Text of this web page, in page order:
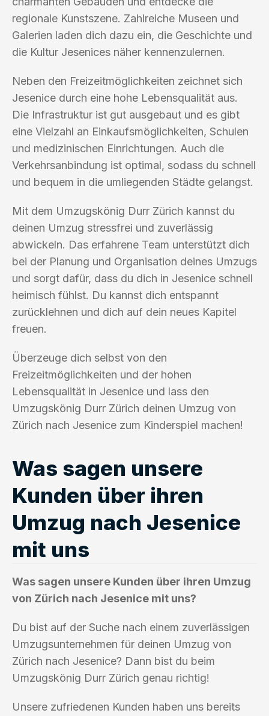
regionale Kunstszene. Zahlreiche Museen und
Galerien laden dich dazu ein, die Geschichte und
die Kultur Jesenices näher kennenzulernen.
Neben den Freizeitmöglichkeiten zeichnet sich
Jesenice durch eine hohe Lebensqualität aus.
Die Infrastruktur ist gut ausgebaut und es gibt
eine Vielzahl an Einkaufsmöglichkeiten, Schulen
und medizinischen Einrichtungen. Auch die
Verkehrsanbindung ist optimal, sodass du schnell
und bequem in die umliegenden Städte gelangst.
Mit dem Umzugskönig Durr Zürich kannst du
deinen Umzug stressfrei und zuverlässig
abwickeln. Das erfahrene Team unterstützt dich
bei der Planung und Organisation deines Umzugs
und sorgt dafür, dass du dich in Jesenice schnell
heimisch fühlst. Du kannst dich entspannt
zurücklehnen und dich auf dein neues Kapitel
freuen.
Überzeuge dich selbst von den
Freizeitmöglichkeiten und der hohen
Lebensqualität in Jesenice und lass den
Umzugskönig Durr Zürich deinen Umzug von
Zürich nach Jesenice zum Kinderspiel machen!
Was sagen unsere
Kunden über ihren
Umzug nach Jesenice
mit uns
Was sagen unsere Kunden über ihren Umzug
von Zürich nach Jesenice mit uns?
Du bist auf der Suche nach einem zuverlässigen
Umzugsunternehmen für deinen Umzug von
Zürich nach Jesenice? Dann bist du beim
Umzugskönig Durr Zürich genau richtig!
Unsere zufriedenen Kunden haben uns bereits